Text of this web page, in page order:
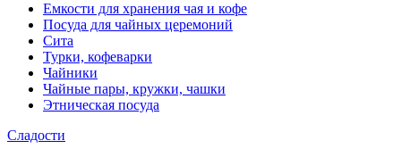
Емкости для хранения чая и кофе
Посуда для чайных церемоний
Сита
Турки, кофеварки
Чайники
Чайные пары, кружки, чашки
Этническая посуда
Сладости